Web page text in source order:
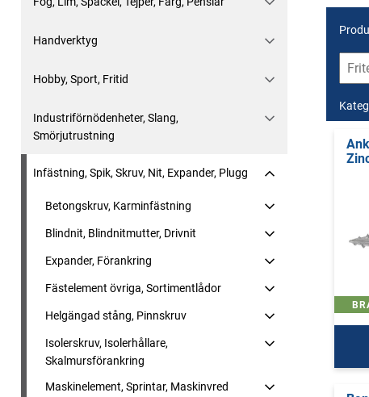
Handverktyg
Hobby, Sport, Fritid
Industriförnödenheter, Slang,
Smörjutrustning
Infästning, Spik, Skruv, Nit, Expander, Plugg
Betongskruv, Karminfästning
Blindnit, Blindnitmutter, Drivnit
Expander, Förankring
Fästelement övriga, Sortimentlådor
Helgängad stång, Pinnskruv
Isolerskruv, Isolerhållare,
Skalmursförankring
Maskinelement, Sprintar, Maskinvred